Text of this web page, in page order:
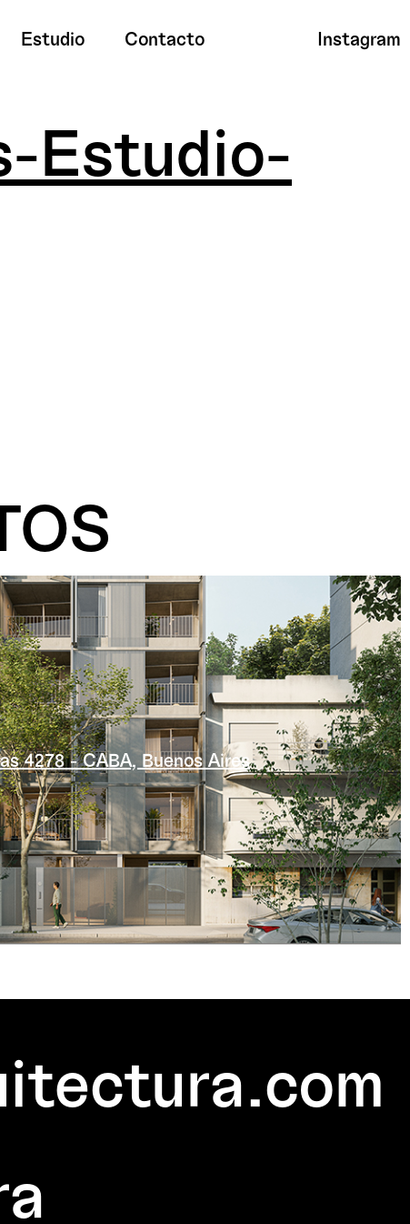
Estudio Contacto Instagram
Estudio-
4278 - CABA, Buenos Aires